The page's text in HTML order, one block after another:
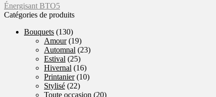
Navigation
de
l'article
Article
précédent :
Énergisant BTO5
Catégories de produits
Bouquets (130)
Amour (19)
Automnal (23)
Estival (25)
Hivernal (16)
Printanier (10)
Stylisé (22)
Toute occasion (20)